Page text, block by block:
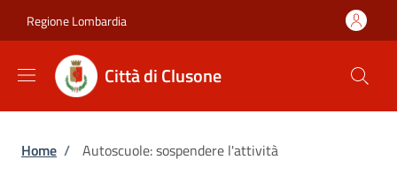
Regione Lombardia
Città di Clusone
Briciole di pane
Home / Autoscuole: sospendere l'attività